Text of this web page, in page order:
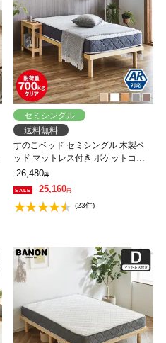
セミシングル
送料無料
すのこベッド セミシングル 木製ベ
ッド マットレス付き ポケットコイ
ルマットレス ふつう 組立簡単 ヘッ
ドレス 一人暮らし 北欧 低ホルムア
ルデヒド バノン【AR】
26,480円
25,160円
(23件)